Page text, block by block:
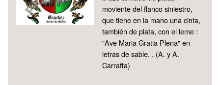
moviente del flanco siniestro,
que tiene en la mano una cinta,
también de plata, con el leme :
"Ave Maria Gratia Plena" en
letras de sable. . (A. y A.
Carraffa)